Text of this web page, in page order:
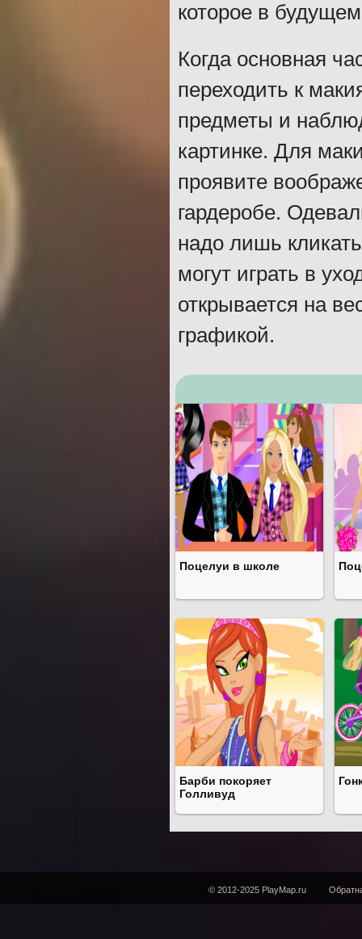
которое в
Когда основная
переходить к
предметы и
картинке. Для
проявите
гардеробе.
надо лишь
могут играть в
открывается на
графикой.
Поцелуи в школе
Барби покоряет
Голливуд
© 2012-2025 PlayMap.ru